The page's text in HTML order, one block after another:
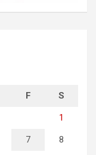
F S
1
7 8